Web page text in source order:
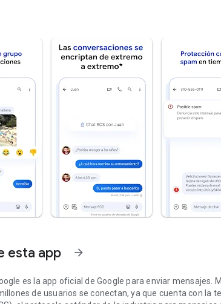
esta app arrow_forward
es la app oficial de Google para enviar mensajes.
de usuarios se conectan, ya que cuenta con la